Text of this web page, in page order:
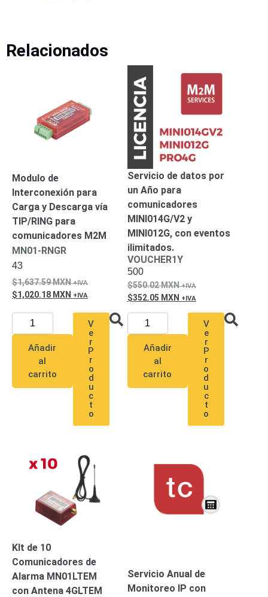
AlimentaciónFuentes
RespaldoInyectores
PoEPDUPlantas
de
Alcance
- No Break
Kits-
Sistemas
Completos
IP
Megapixel
CanalesTurboHD
de 8
Canales
Monitores
Pantallas
y
Mobiliario
Accesorios
Mobiliario
de
Pantallas
Protección
Contra
Descargas
CoaxialCorriente
AlternaCorriente
DirectaRedes
Almacenamiento
AccesoriosAlmacenamiento
NAS /
Relacionados
Modulo de
Interconexión para
Carga y Descarga vía
TIP/RING para
comunicadores M2M
MN01-RNGR
43
1,637.59MXN
1,020.18 MXN
Añadir
al
carrito
V
e
r
P
r
o
d
u
c
t
o
Servicio de datos por
un Año para
comunicadores
MINI014G/V2 y
MINI012G, con eventos
ilimitados.
VOUCHER1Y
500
550.02MXN
352.05 MXN
Añadir
al
carrito
V
e
r
P
r
o
d
u
c
t
o
KIt de 10
Comunicadores de
Alarma MN01LTEM
con Antena 4GLTEM
Servicio Anual de
Monitoreo IP con